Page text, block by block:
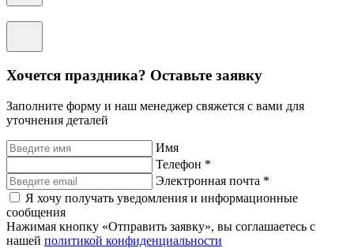
Хочется праздника? Оставьте заявку
Заполните форму и наш менеджер свяжется с вами для
уточнения деталей
Имя
Телефон *
Электронная почта *
Я хочу получать уведомления и информационные
сообщения
Нажимая кнопку «Отправить заявку», вы соглашаетесь с
нашей политикой конфиденциальности